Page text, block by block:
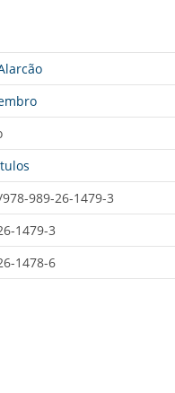
989-26-1479-3
1479-3
1478-6